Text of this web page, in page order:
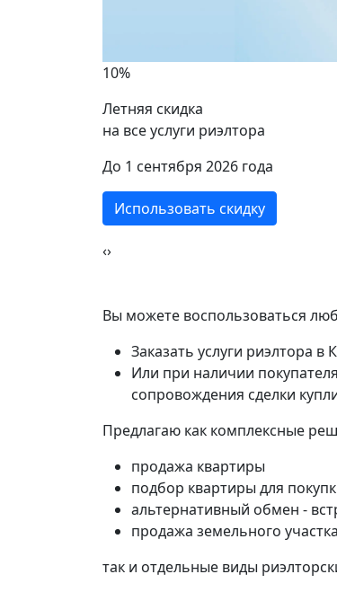
10%
Летняя скидка
на все услуги риэлтора
До 1 сентября 2026 года
Использовать скидку
‹›
Вы можете воспользоваться
Заказать услуги риэлтора в
Или при наличии
сопровождения сделки
Предлагаю как комплексные
продажа квартиры
подбор квартиры для
альтернативный обмен -
продажа земельного
так и отдельные виды